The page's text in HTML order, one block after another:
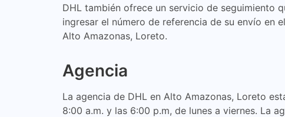
DHL también ofrece un servicio de seguimiento
ingresar el número de referencia de su envío en
Alto Amazonas, Loreto.
Agencia
La agencia de DHL en Alto Amazonas, Loreto
8:00 a.m. y las 6:00 p.m, de lunes a viernes. La